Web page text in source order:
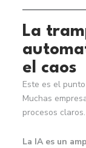
La
el caos
Este es el
Muchas
procesos claros.
La IA es un